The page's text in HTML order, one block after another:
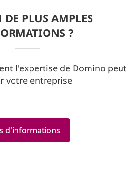
DE PLUS AMPLES
?
l'expertise de Domino peut
votre entreprise
d'informations